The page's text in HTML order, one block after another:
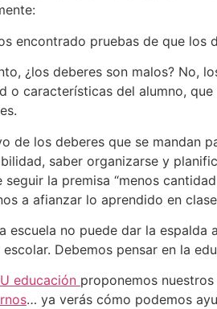
encontrado pruebas de que los
¿los deberes son malos? No,
o características del alumno,
de los deberes que se mandan
saber organizarse y
seguir la premisa “menos
a afianzar lo aprendido en
escuela no puede dar la
Debemos pensar en la
educación proponemos
… ya verás cómo podemos